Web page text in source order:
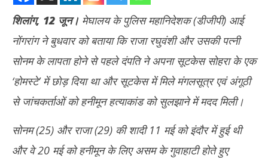
NOW VIEWING
हनीमून हत्याकांड: सोनम के मंगलसूत्र ने खोला राज, डीजीपी ने बताई कैसे सुलझाई
राजा रघुवंशी मर्डर केस की गुत्थी
शिलांग, 12 जून। मेघालय के पुलिस महानिदेशक (डीजीपी) आई
नोंगरांग ने बुधवार को बताया कि राजा रघुवंशी और उसकी पत्नी
सोनम के लापता होने से पहले दंपति ने अपना सूटकेस सोहरा के एक
‘होमस्टे’ में छोड़ दिया था और सूटकेस में मिले मंगलसूत्र एवं अंगूठी
से जांचकर्ताओं को हनीमून हत्याकांड को सुलझाने में मदद मिली।
सोनम (25) और राजा (29) की शादी 11 मई को इंदौर में हुई थी
और वे 20 मई को हनीमून के लिए असम के गुवाहाटी होते हुए